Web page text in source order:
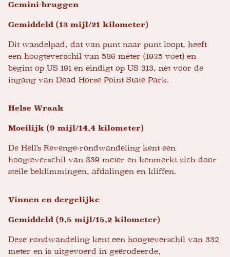
Gemini-bruggen
Gemiddeld (13 mijl/21 kilometer)
Dit wandelpad, dat van punt naar punt loopt, heeft
een hoogteverschil van 586 meter (1925 voet) en
begint op US 191 en eindigt op US 313, net voor de
ingang van Dead Horse Point State Park.
Helse Wraak
Moeilijk (9 mijl/14,4 kilometer)
De Hell's Revenge-rondwandeling kent een
hoogteverschil van 339 meter en kenmerkt zich door
steile beklimmingen, afdalingen en kliffen.
Vinnen en dergelijke
Gemiddeld (9,5 mijl/15,2 kilometer)
Deze rondwandeling kent een hoogteverschil van 332
meter en is uitgevoerd in geërodeerde,